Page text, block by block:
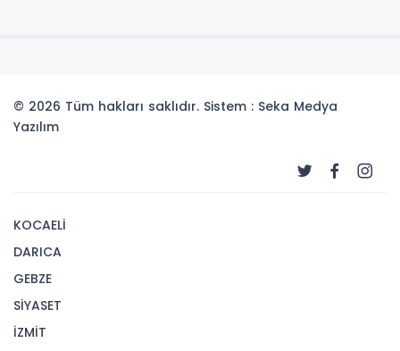
© 2026 Tüm hakları saklıdır. Sistem : Seka Medya
Yazılım
KOCAELİ
DARICA
GEBZE
SİYASET
İZMİT